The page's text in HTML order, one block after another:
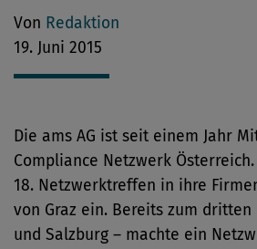
Von Redaktion
19. Juni 2015
Die ams AG ist seit einem Jahr
Compliance Netzwerk
18. Netzwerktreffen in ihre
von Graz ein. Bereits zum dritten
und Salzburg – machte ein